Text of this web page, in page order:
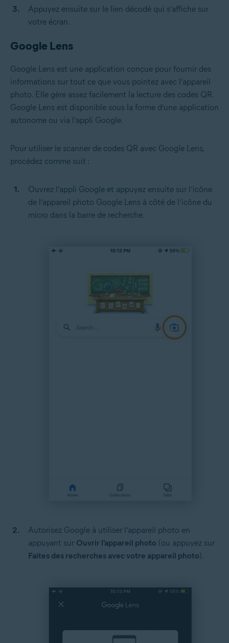
Appuyez ensuite sur le lien décodé qui s’affiche sur
votre écran.
Google Lens
Google Lens est une application conçue pour fournir des
informations sur tout ce que vous pointez avec l’appareil
photo. Elle gère assez facilement la lecture des codes QR.
Google Lens est disponible sous la forme d’une application
autonome ou via l’appli Google.
Pour utiliser le scanner de codes QR avec Google Lens,
procédez comme suit :
Ouvrez l’appli Google et appuyez ensuite sur l’icône
de l’appareil photo Google Lens à côté de l’icône du
micro dans la barre de recherche.
Autorisez Google à utiliser l’appareil photo en
appuyant sur Ouvrir l’appareil photo (ou appuyez sur
Faites des recherches avec votre appareil photo).